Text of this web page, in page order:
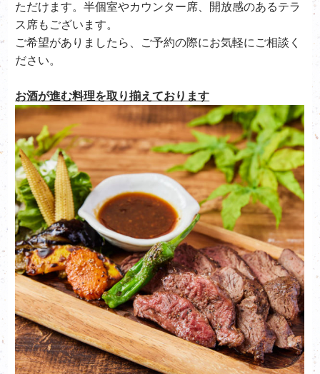
ただけます。半個室やカウンター席、開放感のあるテラ
ス席もございます。
ご希望がありましたら、ご予約の際にお気軽にご相談く
ださい。
お酒が進む料理を取り揃えております